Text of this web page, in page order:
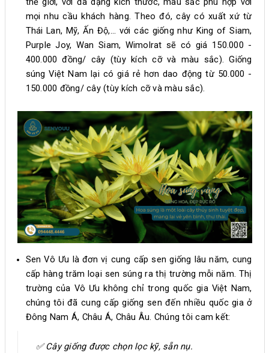
mọi nhu cầu khách hàng. Theo đó, cây có xuất xứ từ
Thái Lan, Mỹ, Ấn Độ,... với các giống như King of Siam,
Purple Joy, Wan Siam, Wimolrat sẽ có giá 150.000 -
400.000 đồng/ cây (tùy kích cỡ và màu sắc). Giống
súng Việt Nam lại có giá rẻ hơn dao động từ 50.000 -
150.000 đồng/ cây (tùy kích cỡ và màu sắc).
Sen Vô Ưu là đơn vị cung cấp sen giống lâu năm, cung
cấp hàng trăm loại sen súng ra thị trường mỗi năm. Thị
trường của Vô Ưu không chỉ trong quốc gia Việt Nam,
chúng tôi đã cung cấp giống sen đến nhiều quốc gia ở
Đông Nam Á, Châu Á, Châu Âu. Chúng tôi cam kết:
✅ Cây giống được chọn lọc kỹ, sẵn nụ.